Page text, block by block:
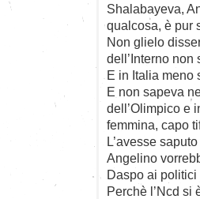
Shalabayeva,
qualcosa, è pur
Non glielo
dell’Interno non
E in Italia meno
E non sapeva
dell’Olimpico e
femmina, capo
L’avesse
Angelino
Daspo ai politici
Perchè l’Ncd si